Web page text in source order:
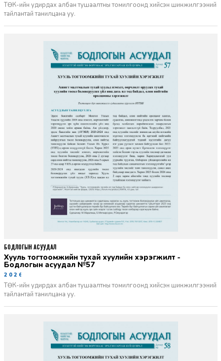
ТӨК-ийн удирдах албан тушаалтны томилгоонд хийсэн шинжилгээний
тайлантай танилцана уу.
Хууль тогтоомжийн тухай хуулийн хэрэгжилт -
Бодлогын асуудал №57
2026-06-02
ТӨК-ийн удирдах албан тушаалтны томилгоонд хийсэн шинжилгээний
тайлантай танилцана уу.
БОДЛОГЫН АСУУДАЛ